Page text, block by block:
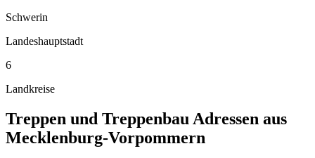
Schwerin
Landeshauptstadt
6
Landkreise
Treppen und Treppenbau Adressen aus
Mecklenburg-Vorpommern